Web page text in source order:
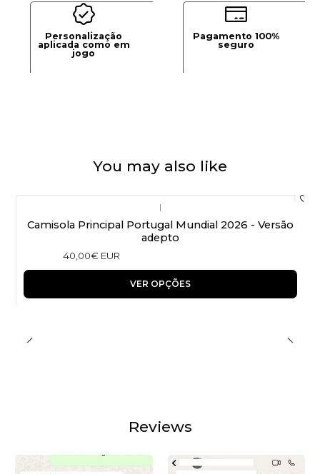
Personalização
aplicada como em
jogo
Pagamento 100%
seguro
You may also like
|
Camisola Principal Portugal Mundial 2026 - Versão
adepto
40,00€ EUR
VER OPÇÕES
Reviews